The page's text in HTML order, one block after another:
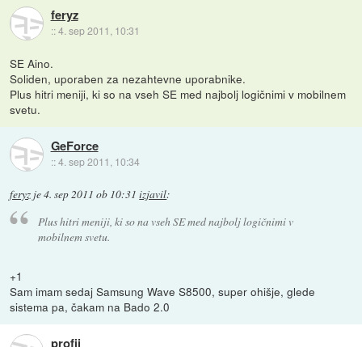
feryz
::4. sep 2011, 10:31
SE Aino.
Soliden, uporaben za nezahtevne uporabnike.
Plus hitri meniji, ki so na vseh SE med najbolj logičnimi v mobilnem
svetu.
GeForce
::4. sep 2011, 10:34
feryz je4. sep 2011 ob 10:31 izjavil:
Plus hitri meniji, ki so na vseh SE med najbolj logičnimi v
mobilnem svetu.
+1
Sam imam sedaj Samsung Wave S8500, super ohišje, glede
sistema pa, čakam na Bado 2.0
profii